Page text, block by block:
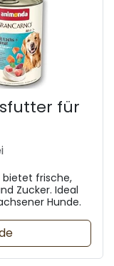
für
frische,
Zucker. Ideal
Hunde.